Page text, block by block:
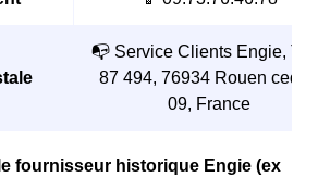
📭 Service Clients Engie,
87 494, 76934 Rouen cedex
09, France
fournisseur historique Engie (ex